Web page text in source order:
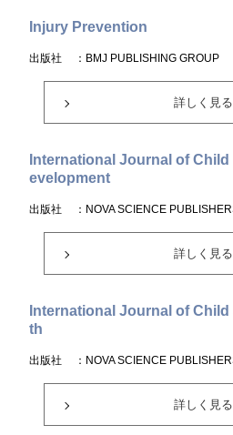
Injury Prevention
出版社 ：BMJ PUBLISHING GROUP
詳しく見る
International Journal of
evelopment
出版社 ：NOVA SCIENCE
詳しく見る
International Journal of
th
出版社 ：NOVA SCIENCE
詳しく見る